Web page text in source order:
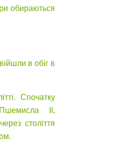
обираються
в обіг в
Спочатку
II,
століття